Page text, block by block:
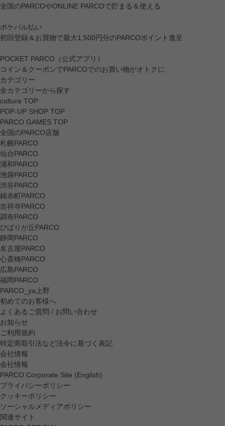
全国のPARCOやONLINE PARCOで貯まる＆使える
ポケパル払い
初回登録＆お買物で最大1,500円分のPARCOポイント進呈
POCKET PARCO（公式アプリ）
コイン＆クーポンでPARCOでのお買い物がオトクに
カテゴリー
全カテゴリーから探す
culture TOP
POP-UP SHOP TOP
PARCO GAMES TOP
全国のPARCO店舗
札幌PARCO
仙台PARCO
浦和PARCO
池袋PARCO
渋谷PARCO
錦糸町PARCO
吉祥寺PARCO
調布PARCO
ひばりが丘PARCO
静岡PARCO
名古屋PARCO
心斎橋PARCO
広島PARCO
福岡PARCO
PARCO_ya上野
初めてのお客様へ
よくあるご質問 / お問い合わせ
お知らせ
ご利用規約
特定商取引法など法令に基づく表記
会社情報
会社情報
PARCO Corporate Site (English)
プライバシーポリシー
クッキーポリシー
ソーシャルメディアポリシー
関連サイト